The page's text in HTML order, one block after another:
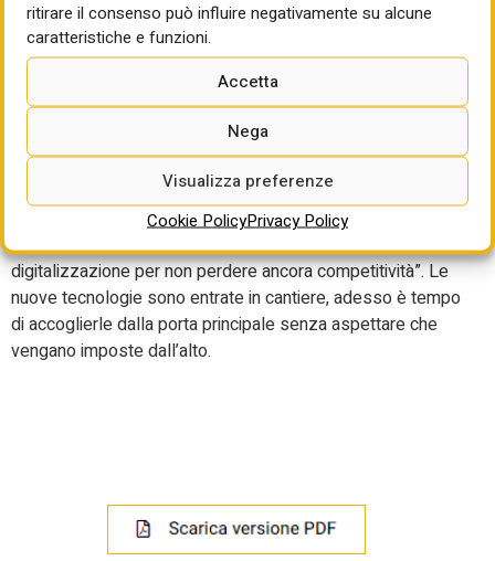
ritirare il consenso può influire negativamente su alcune
caratteristiche e funzioni.
Accetta
Nega
Visualizza preferenze
Cookie PolicyPrivacy Policy
extracosti, nonché la perdita delle informazioni, a far
accelerare questa svolta digitale. Secondo Pwc,
comunque, già quest’anno il 77% delle aziende
aumenteranno il budget per la sicurezza informatica.
Secondo Fabio Arancio, Regional Manager Italy di
PlanRadar, “ogni giorno in cui continuiamo a utilizzare
whatsapp, excel o le mail per scambiarci le foto di cantiere
è un giorno perso. E non con un rapporto uno a uno. Il
ritardo sta diventando logaritmico: dobbiamo accelerare la
digitalizzazione per non perdere ancora competitività”. Le
nuove tecnologie sono entrate in cantiere, adesso è tempo
di accoglierle dalla porta principale senza aspettare che
vengano imposte dall’alto.